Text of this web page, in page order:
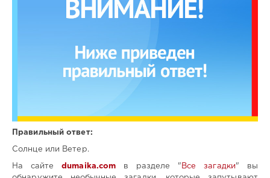
Правильный ответ:
Солнце или Ветер.
На сайтеdumaika.com в разделе " Все загадки " вы